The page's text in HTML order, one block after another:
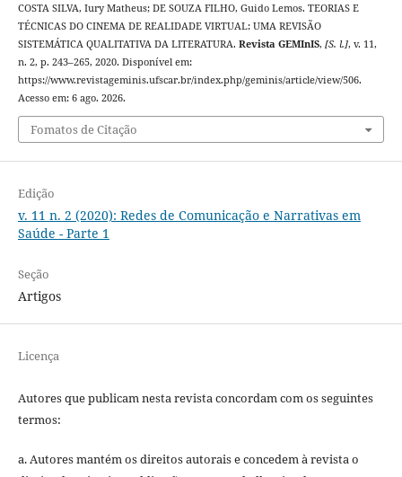
COSTA SILVA, Iury Matheus; DE SOUZA FILHO, Guido Lemos. TEORIAS E
TÉCNICAS DO CINEMA DE REALIDADE VIRTUAL: UMA REVISÃO
SISTEMÁTICA QUALITATIVA DA LITERATURA. Revista GEMInIS, [S. l.], v. 11,
n. 2, p. 243–265, 2020. Disponível em:
https://www.revistageminis.ufscar.br/index.php/geminis/article/view/506.
Acesso em: 6 ago. 2026.
Fomatos de Citação
Edição
v. 11 n. 2 (2020): Redes de Comunicação e Narrativas em
Saúde - Parte 1
Seção
Artigos
Licença
Autores que publicam nesta revista concordam com os seguintes
termos:
a. Autores mantém os direitos autorais e concedem à revista o